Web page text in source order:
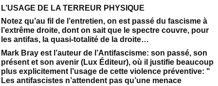
L’USAGE DE LA TERREUR PHYSIQUE
Notez qu’au fil de l’entretien, on est passé du fascisme à
l’extrême droite, dont on sait que le spectre couvre, pour
les antifas, la quasi-totalité de la droite…
Mark Bray est l’auteur de l’Antifascisme: son passé, son
présent et son avenir (Lux Éditeur), où il justifie beaucoup
plus explicitement l’usage de cette violence préventive: "
Les antifascistes n’attendent pas qu’une menace